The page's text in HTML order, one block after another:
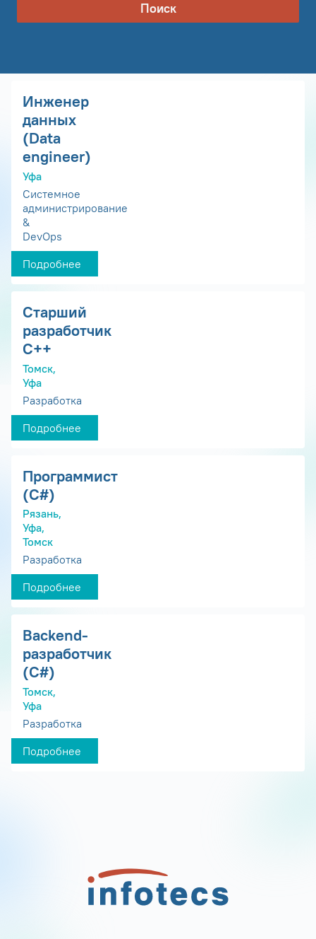
Поиск
Инженер
данных
(Data
engineer)
Уфа
Системное
администрирование
&
DevOps
Подробнее
Старший
разработчик
С++
Томск,
Уфа
Разработка
Подробнее
Программист
(С#)
Рязань,
Уфа,
Томск
Разработка
Подробнее
Backend-
разработчик
(C#)
Томск,
Уфа
Разработка
Подробнее